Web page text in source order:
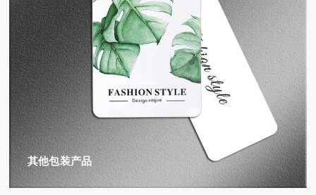
其他包装产品